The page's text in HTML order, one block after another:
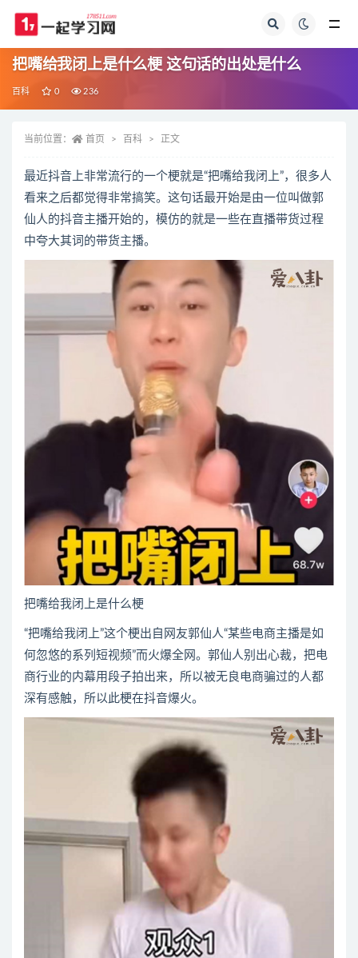
把嘴给我闭上是什么梗 这句话的出处是什么
百科 0 236
当前位置： 首页 百科 正文
最近抖音上非常流行的一个梗就是“把嘴给我闭上”，很多人
看来之后都觉得非常搞笑。这句话最开始是由一位叫做郭
仙人的抖音主播开始的，模仿的就是一些在直播带货过程
中夸大其词的带货主播。
把嘴给我闭上是什么梗
“把嘴给我闭上”这个梗出自网友郭仙人“某些电商主播是如
何忽悠的系列短视频”而火爆全网。郭仙人别出心裁，把电
商行业的内幕用段子拍出来，所以被无良电商骗过的人都
深有感触，所以此梗在抖音爆火。